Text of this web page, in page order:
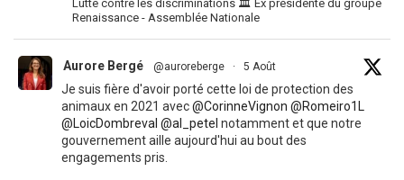
Lutte contre les discriminations 🏛 Ex présidente du groupe
Renaissance - Assemblée Nationale
Aurore Bergé @auroreberge · 5 Août
Je suis fière d'avoir porté cette loi de protection des
animaux en 2021 avec@CorinneVignon @Romeiro1L
@LoicDombreval @al_petel notamment et que notre
gouvernement aille aujourd'hui au bout des
engagements pris.